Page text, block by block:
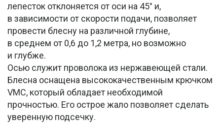
лепесток отклоняется от оси на 45° и,
в зависимости от скорости подачи, позволяет
провести блесну на различной глубине,
в среднем от 0,6 до 1,2 метра, но возможно
и глубже.
Осью служит проволока из нержавеющей стали.
Блесна оснащена высококачественным крючком
VMC, который обладает необходимой
прочностью. Его острое жало позволяет сделать
уверенную подсечку.